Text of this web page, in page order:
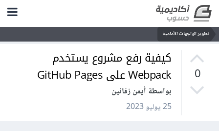
تطوير الواجهات الأمامية
0
كيفية رفع مشروع يستخدم
Webpack على GitHub Pages
بواسطة أيمن زفانين
25 يوليو 2023